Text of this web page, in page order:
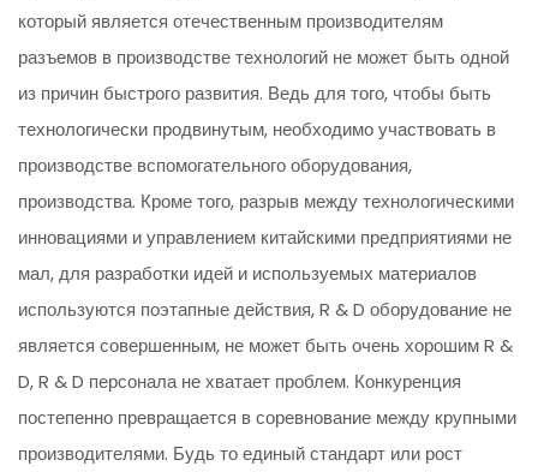
который является отечественным производителям
разъемов в производстве технологий не может быть одной
из причин быстрого развития. Ведь для того, чтобы быть
технологически продвинутым, необходимо участвовать в
производстве вспомогательного оборудования,
производства. Кроме того, разрыв между технологическими
инновациями и управлением китайскими предприятиями не
мал, для разработки идей и используемых материалов
используются поэтапные действия, R & D оборудование не
является совершенным, не может быть очень хорошим R &
D, R & D персонала не хватает проблем. Конкуренция
постепенно превращается в соревнование между крупными
производителями. Будь то единый стандарт или рост